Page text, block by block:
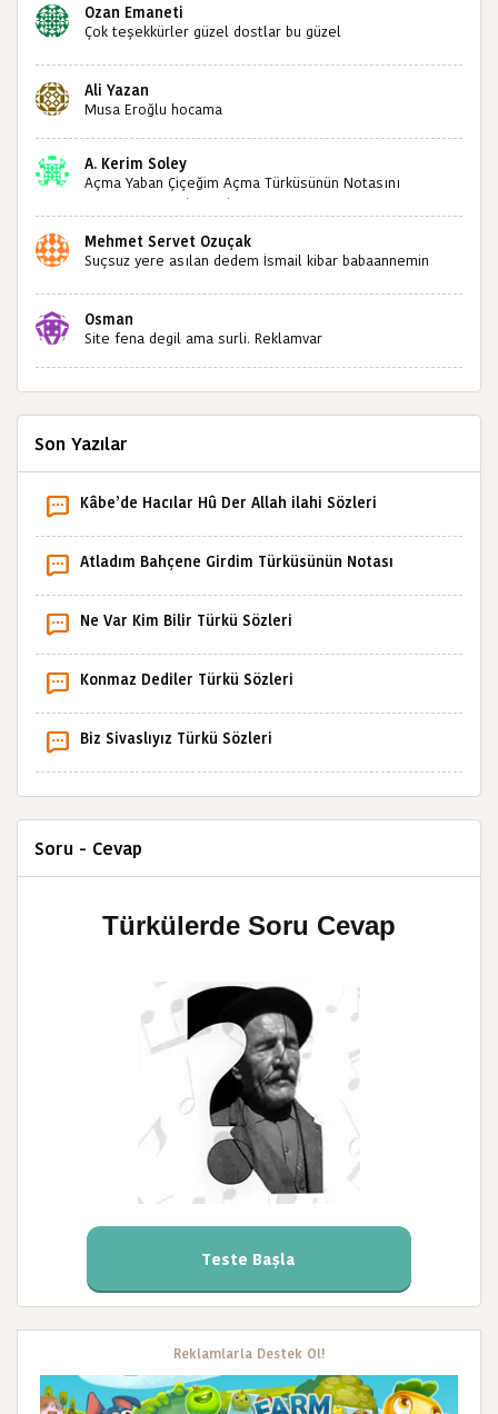
Ozan Emaneti
Çok teşekkürler güzel dostlar bu güzel
sizlerin sayesinde türkülerimiz ölmeyecektir tekrar
teşekkürler saygılarımla
Ali Yazan
Musa Eroğlu hocama
A. Kerim Soley
Açma Yaban Çiçeğim Açma Türküsünün Notasını
Bulabilir miyiz ?İlginiz İçin Şimdiden Teşekkürler.
Mehmet Servet Özuçak
Suçsuz yere asılan dedem İsmail kibar babaannemin
Osman
Site fena degil ama surli. Reklamvar
Son Yazılar
Kâbe’de Hacılar Hû Der Allah ilahi Sözleri
Atladım Bahçene Girdim Türküsünün Notası
Ne Var Kim Bilir Türkü Sözleri
Konmaz Dediler Türkü Sözleri
Biz Sivaslıyız Türkü Sözleri
Soru - Cevap
Türkülerde Soru Cevap
Teste Başla
Reklamlarla Destek Ol!